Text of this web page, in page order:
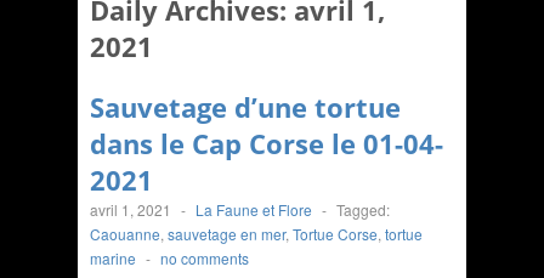
Daily Archives: avril 1,
2021
Sauvetage d’une tortue
dans le Cap Corse le 01-04-
2021
avril 1, 2021 - La Faune et Flore - Tagged:
Caouanne, sauvetage en mer, Tortue Corse, tortue
marine - no comments